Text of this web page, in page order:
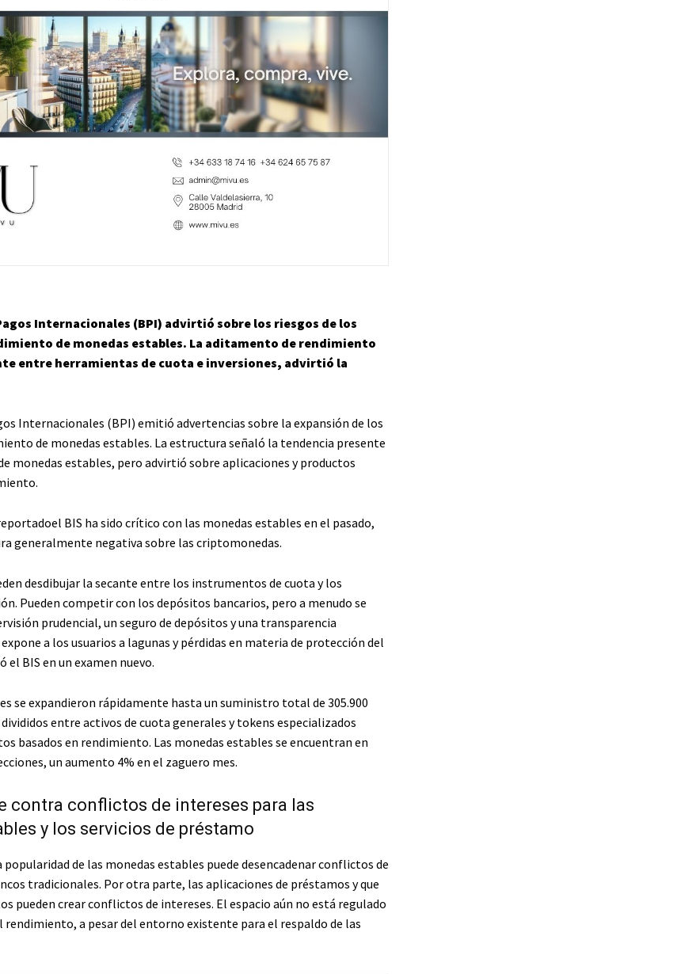
Internacionales (BPI) advirtió sobre los riesgos de los
de monedas estables. La aditamento de rendimiento
entre herramientas de cuota e inversiones, advirtió la
Internacionales (BPI) emitió advertencias sobre la expansión de los
de monedas estables. La estructura señaló la tendencia presente
monedas estables, pero advirtió sobre aplicaciones y productos
el BIS ha sido crítico con las monedas estables en el pasado,
generalmente negativa sobre las criptomonedas.
desdibujar la secante entre los instrumentos de cuota y los
Pueden competir con los depósitos bancarios, pero a menudo se
prudencial, un seguro de depósitos y una transparencia
a los usuarios a lagunas y pérdidas en materia de protección del
el BIS en un examen nuevo.
se expandieron rápidamente hasta un suministro total de 305.900
entre activos de cuota generales y tokens especializados
basados ​​en rendimiento. Las monedas estables se encuentran en
un aumento 4% en el zaguero mes.
contra conflictos de intereses para las
y los servicios de préstamo
popularidad de las monedas estables puede desencadenar conflictos de
tradicionales. Por otra parte, las aplicaciones de préstamos y que
pueden crear conflictos de intereses. El espacio aún no está regulado
rendimiento, a pesar del entorno existente para el respaldo de las